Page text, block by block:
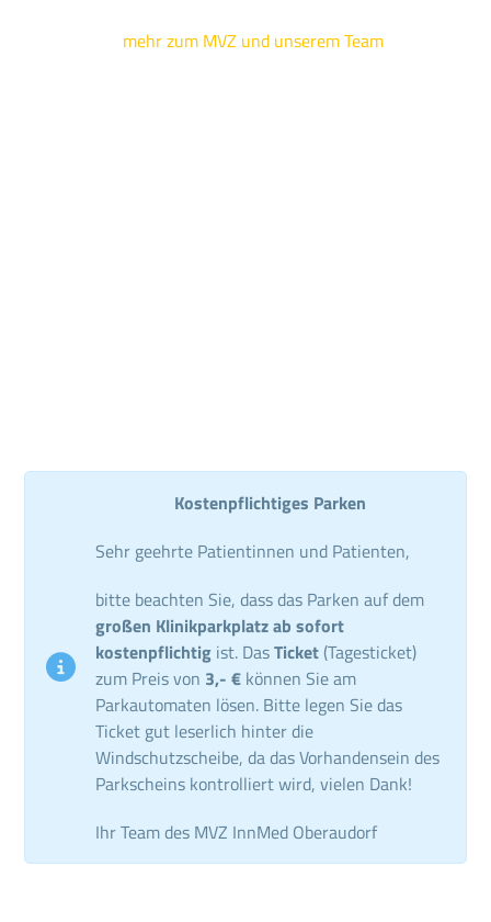
mehr zum MVZ und unserem Team
Kostenpflichtiges Parken
Sehr geehrte Patientinnen und Patienten,
bitte beachten Sie, dass das Parken auf dem
großen Klinikparkplatz ab sofort
kostenpflichtig ist. DasTicket (Tagesticket)
zum Preis von 3,- € können Sie am
Parkautomaten lösen. Bitte legen Sie das
Ticket gut leserlich hinter die
Windschutzscheibe, da das Vorhandensein des
Parkscheins kontrolliert wird, vielen Dank!
Ihr Team des MVZ InnMed Oberaudorf